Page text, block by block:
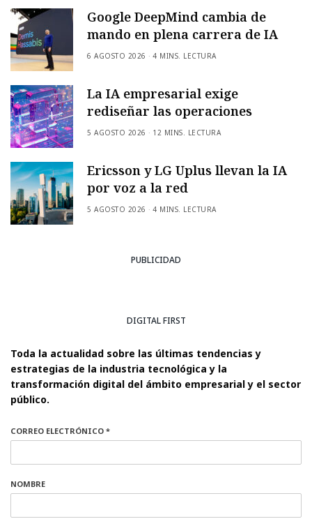
Google DeepMind cambia de
mando en plena carrera de IA
6 AGOSTO 2026 4 MINS. LECTURA
La IA empresarial exige
rediseñar las operaciones
5 AGOSTO 2026 12 MINS. LECTURA
Ericsson y LG Uplus llevan la IA
por voz a la red
5 AGOSTO 2026 4 MINS. LECTURA
PUBLICIDAD
DIGITAL FIRST
Toda la actualidad sobre las últimas tendencias y
estrategias de la industria tecnológica y la
transformación digital del ámbito empresarial y el sector
público.
CORREO ELECTRÓNICO *
NOMBRE